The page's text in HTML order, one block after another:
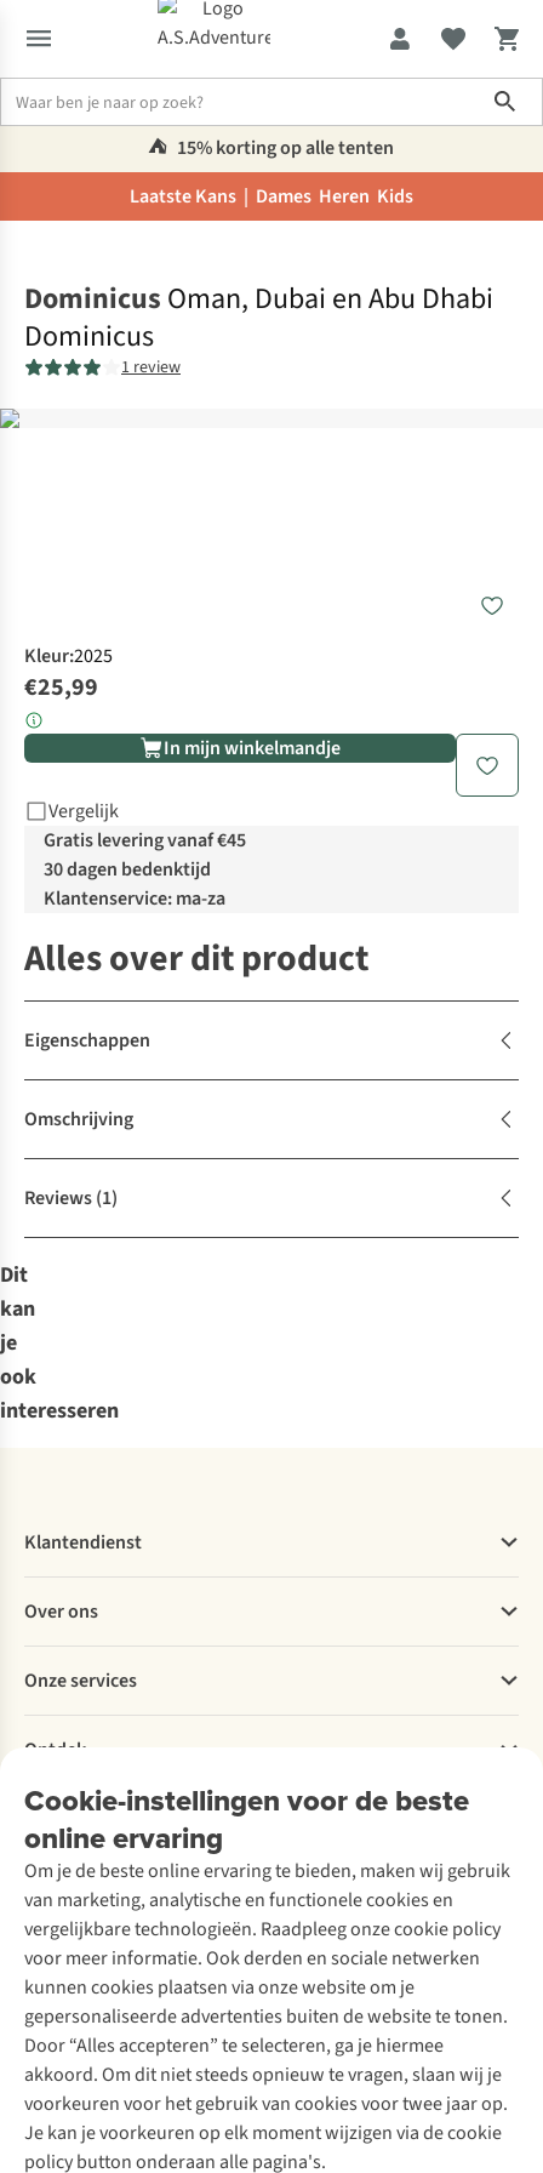
⛺️ 15% korting op alle tenten
Laatste Kans | Dames Heren Kids
Dominicus Oman, Dubai en Abu Dhabi
Dominicus
1 review
Kleur:2025
€25,99
In mijn winkelmandje
Vergelijk
Gratis levering vanaf €45
30 dagen bedenktijd
Klantenservice: ma-za
Alles over dit product
Eigenschappen
Omschrijving
Reviews(1)
Dit
kan
je
ook
interesseren
Cookie-instellingen voor de beste
online ervaring
Om je de beste online ervaring te bieden, maken wij gebruik
van marketing, analytische en functionele cookies en
vergelijkbare technologieën. Raadpleeg onze cookie policy
voor meer informatie. Ook derden en sociale netwerken
kunnen cookies plaatsen via onze website om je
gepersonaliseerde advertenties buiten de website te tonen.
Door “Alles accepteren” te selecteren, ga je hiermee
akkoord. Om dit niet steeds opnieuw te vragen, slaan wij je
voorkeuren voor het gebruik van cookies voor twee jaar op.
Je kan je voorkeuren op elk moment wijzigen via de cookie
policy button onderaan alle pagina's.
Klantendienst
Bestellen
Betalen
Levering
Retourneren
Bestelling herroepen
Garantie
Contact
Over ons
Explore More
Verantwoord ondernemen
Over Ayacucho
Onze winkels
Over A.S.Adventure
Toegankelijkheidsverklaring
Onze services
Ski-onderhoud
Wasservice
Schoenonderhoud
Schoenherstelling
Kledingherstelling
Retouches
Voor bedrijven
Ontdek
A.S.Magazine
Podcast
Explore Academy
Explore Camp
Gear Check
Inspiratie & advies
Meld je aan voor de nieuwsbrief
Follow us
Disclaimer Privacy Policy
Algemene voorwaarden